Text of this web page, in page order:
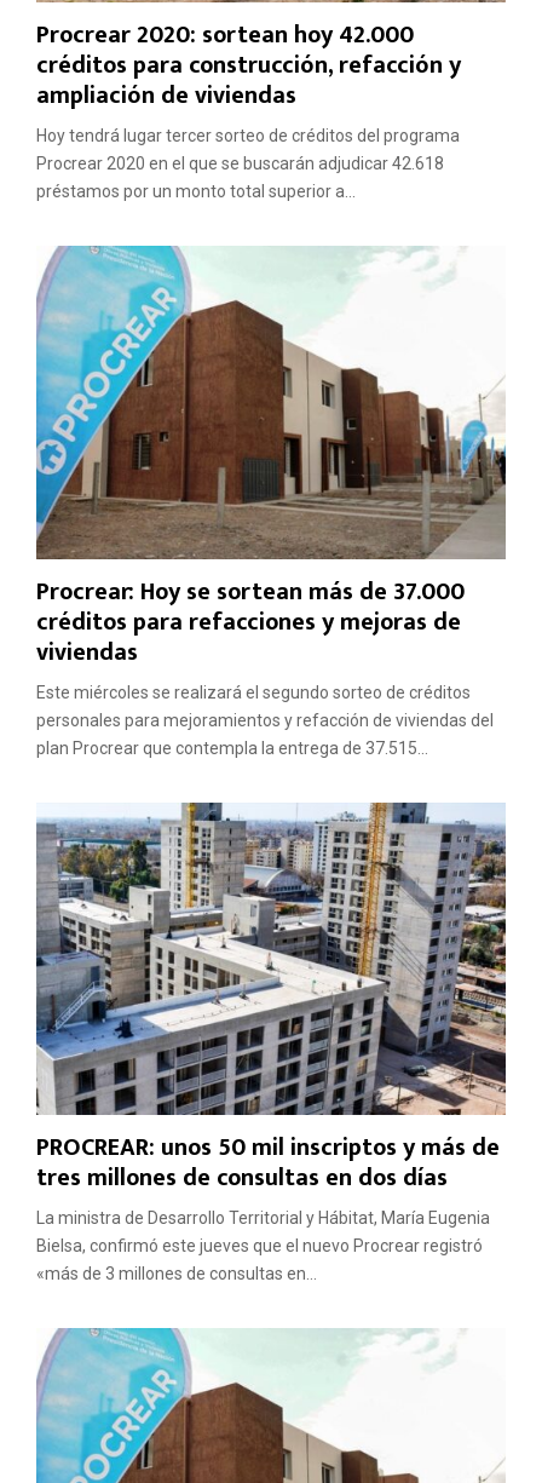
Procrear 2020: sortean hoy 42.000
créditos para construcción, refacción y
ampliación de viviendas
Hoy tendrá lugar tercer sorteo de créditos del programa
Procrear 2020 en el que se buscarán adjudicar 42.618
préstamos por un monto total superior a...
Procrear: Hoy se sortean más de 37.000
créditos para refacciones y mejoras de
viviendas
Este miércoles se realizará el segundo sorteo de créditos
personales para mejoramientos y refacción de viviendas del
plan Procrear que contempla la entrega de 37.515...
PROCREAR: unos 50 mil inscriptos y más de
tres millones de consultas en dos días
La ministra de Desarrollo Territorial y Hábitat, María Eugenia
Bielsa, confirmó este jueves que el nuevo Procrear registró
«más de 3 millones de consultas en...